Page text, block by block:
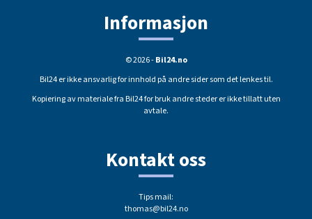
Informasjon
© 2026 -Bil24.no
Bil24 er ikke ansvarlig for innhold på andre sider som det lenkes til.
Kopiering av materiale fra Bil24 for bruk andre steder er ikke tillatt uten
avtale.
Kontakt oss
Tips mail:
thomas@bil24.no